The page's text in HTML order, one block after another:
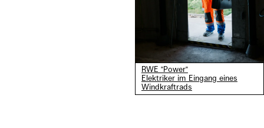
RWE "Power"
Elektriker im Eingang eines
Windkraftrads